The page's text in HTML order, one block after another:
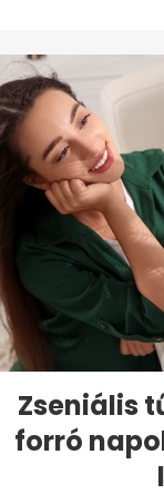
Zseniális
forró